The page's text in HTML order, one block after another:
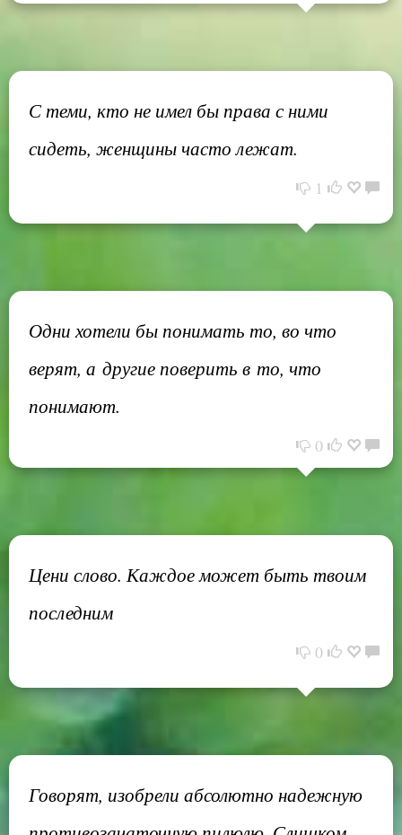
С теми, кто не имел бы права с ними
сидеть, женщины часто лежат.
1
Одни хотели бы понимать то, во что
верят, а другие поверить в то, что
понимают.
0
Цени слово. Каждое может быть твоим
последним
0
Говорят, изобрели абсолютно надежную